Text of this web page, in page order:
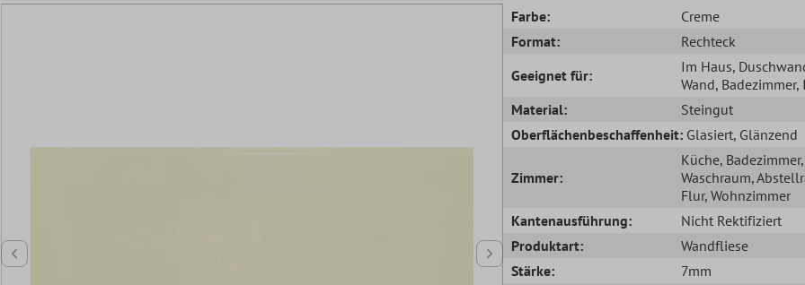
Farbe:
Creme
Format:
Rechteck
Geeignet für:
Im Haus,
Wand, Badezimmer,
Material:
Steingut
Oberflächenbeschaffenheit: Glasiert, Glänzend
Zimmer:
Küche, Badezimmer,
Waschraum,
Flur, Wohnzimmer
Kantenausführung:
Nicht Rektifiziert
Produktart:
Wandfliese
Stärke:
7mm